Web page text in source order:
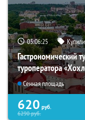
03:06:23
Гастрономический
туроператора
Сенная площадь
620 руб.
6290руб.